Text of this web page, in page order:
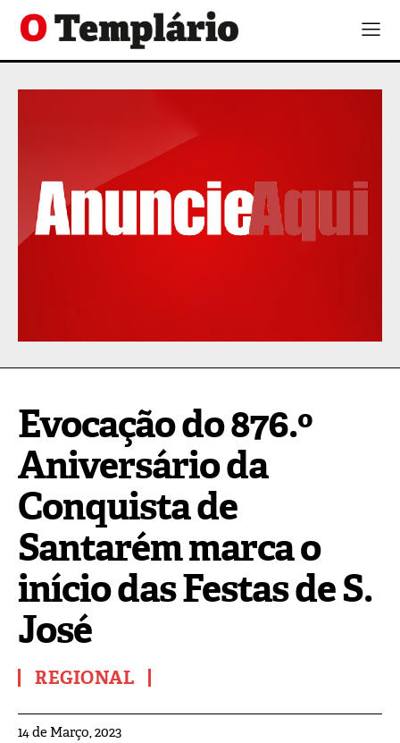
Evocação do 876.º
Aniversário da
Conquista de
Santarém marca o
início das Festas de S.
José
REGIONAL
14 de Março, 2023